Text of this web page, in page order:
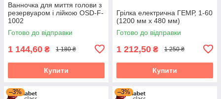
Ванночка для миття голови з
резервуаром і лійкою OSD-F-
1002
Готово до відправки
1 144,60 ₴ 1 180 ₴
Купити
Грілка електрична ГЕМР, 1-60
(1200 мм х 480 мм)
Готово до відправки
1 212,50 ₴ 1 250 ₴
Купити
–3% –3%